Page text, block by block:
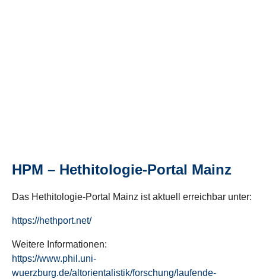
HPM – Hethitologie-Portal Mainz
Das Hethitologie-Portal Mainz ist aktuell erreichbar unter:
https://hethport.net/
Weitere Informationen:
https://www.phil.uni-
wuerzburg.de/altorientalistik/forschung/laufende-